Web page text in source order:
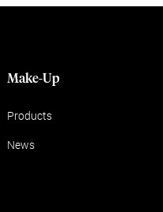
Make-Up
Products
News